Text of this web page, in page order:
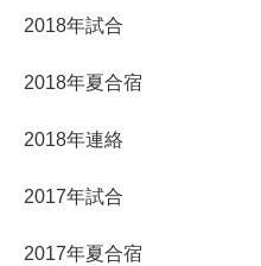
2018年試合
2018年夏合宿
2018年連絡
2017年試合
2017年夏合宿